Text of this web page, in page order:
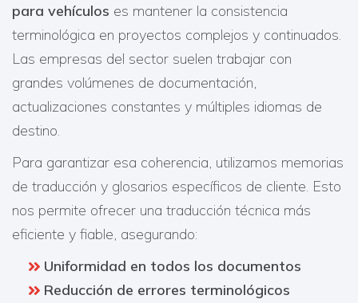
para vehículos es mantener la consistencia
terminológica en proyectos complejos y continuados.
Las empresas del sector suelen trabajar con
grandes volúmenes de documentación,
actualizaciones constantes y múltiples idiomas de
destino.
Para garantizar esa coherencia, utilizamos memorias
de traducción y glosarios específicos de cliente. Esto
nos permite ofrecer una traducción técnica más
eficiente y fiable, asegurando:
Uniformidad en todos los documentos
Reducción de errores terminológicos